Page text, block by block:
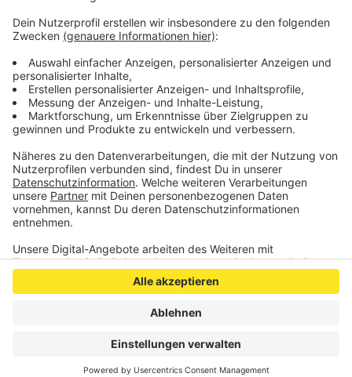
Die Sperrung gilt von 6:30 Uhr bis 18:30 Uhr. Grund sind
Asphaltarbeiten an den Ausfahrtrampen der
Anschlussstelle Rothe Erde.
Anzeige
Anzeige